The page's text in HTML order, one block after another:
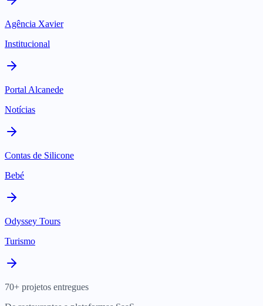
Agência Xavier
Institucional
Portal Alcanede
Notícias
Contas de Silicone
Bebé
Odyssey Tours
Turismo
70+ projetos entregues